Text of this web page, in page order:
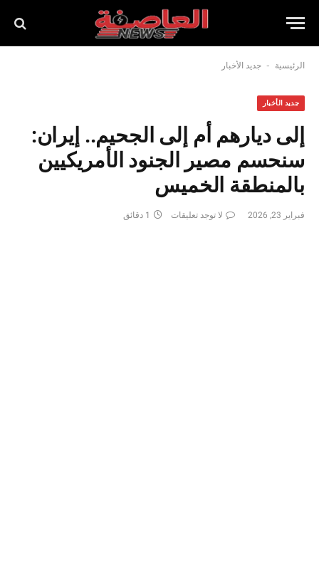
الرئيسية - جديد الأخبار
جديد الأخبار
إلى ديارهم أم إلى الجحيم.. إيران:
سنحسم مصير الجنود الأمريكيين
بالمنطقة الخميس
فبراير 23, 2026 لا توجد تعليقات 1 دقائق